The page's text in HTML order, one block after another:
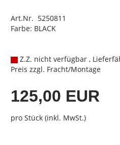
Art.Nr. 5250811
Farbe: BLACK
Z.Z. nicht verfügbar ,
Preis zzgl. Fracht/Montage
125,00 EUR
pro Stück (inkl. MwSt.)